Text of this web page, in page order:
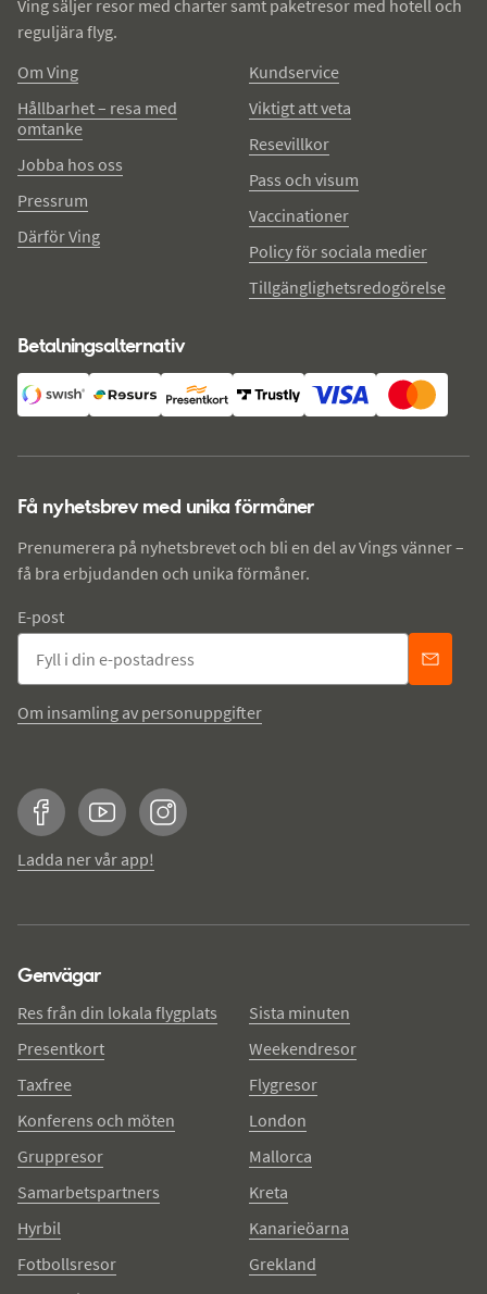
Ving säljer resor med charter samt paketresor med hotell och
reguljära flyg.
Om Ving
Hållbarhet – resa med
omtanke
Jobba hos oss
Pressrum
Därför Ving
Kundservice
Viktigt att veta
Resevillkor
Pass och visum
Vaccinationer
Policy för sociala medier
Tillgänglighetsredogörelse
Betalningsalternativ
Få nyhetsbrev med unika förmåner
Prenumerera på nyhetsbrevet och bli en del av Vings vänner –
få bra erbjudanden och unika förmåner.
E-post
Om insamling av personuppgifter
FacebookYouTubeInstagram
Ladda ner vår app!
Genvägar
Res från din lokala flygplats
Presentkort
Taxfree
Konferens och möten
Gruppresor
Samarbetspartners
Hyrbil
Fotbollsresor
Sista minuten
Weekendresor
Flygresor
London
Mallorca
Kreta
Kanarieöarna
Grekland